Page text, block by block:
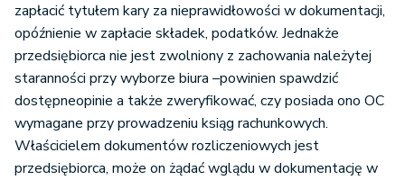
zapłacić tytułem kary za nieprawidłowości w dokumentacji,
opóźnienie w zapłacie składek, podatków. Jednakże
przedsiębiorca nie jest zwolniony z zachowania należytej
staranności przy wyborze biura –powinien spawdzić
dostępneopinie a także zweryfikować, czy posiada ono OC
wymagane przy prowadzeniu ksiąg rachunkowych.
Właścicielem dokumentów rozliczeniowych jest
przedsiębiorca, może on żądać wglądu w dokumentację w